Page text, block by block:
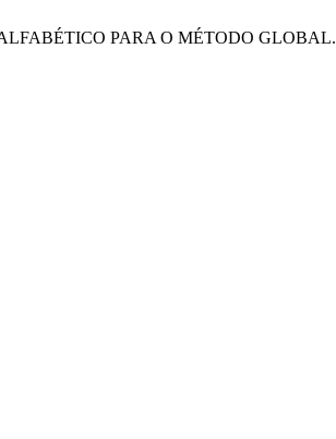
PARA O MÉTODO GLOBAL.